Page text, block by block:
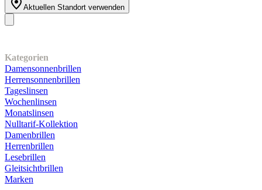
Aktuellen Standort verwenden
Kategorien
Damensonnenbrillen
Herrensonnenbrillen
Tageslinsen
Wochenlinsen
Monatslinsen
Nulltarif-Kollektion
Damenbrillen
Herrenbrillen
Lesebrillen
Gleitsichtbrillen
Marken